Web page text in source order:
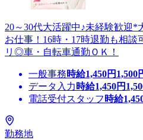
20～30代大活躍中♪未経験歓迎
お仕事！16時・17時退勤も相
リ◎車・自転車通勤ＯＫ！
一般事務時給1,450円 1,500
データ入力 時給1,450円
電話受付スタッフ 時給
勤務地